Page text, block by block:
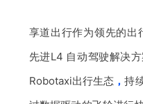
享道出行作为领先的出
先进L4 自动驾驶解决方
Robotaxi出行生态 ，持